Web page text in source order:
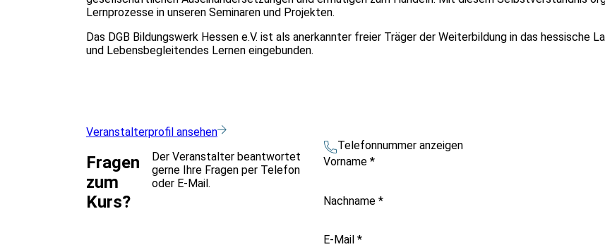
Lernprozesse in unseren Seminaren und Projekten.
Das DGB Bildungswerk Hessen e.V. ist als anerkannter freier Träger der Weiterbildung in das hessische
und Lebensbegleitendes Lernen eingebunden.
Veranstalterprofil ansehen
Fragen
zum
Kurs?
Der Veranstalter beantwortet
gerne Ihre Fragen per Telefon
oder E-Mail.
Telefonnummer anzeigen
Vorname *
Nachname *
E-Mail *